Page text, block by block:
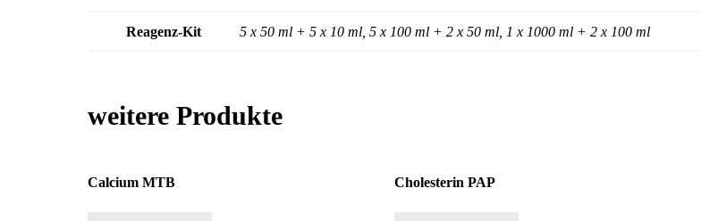
Reagenz-Kit 5 x 50 ml + 5 x 10 ml, 5 x 100 ml + 2 x 50 ml, 1 x 1000 ml + 2 x 100 ml
weitere Produkte
Calcium MTB Cholesterin PAP